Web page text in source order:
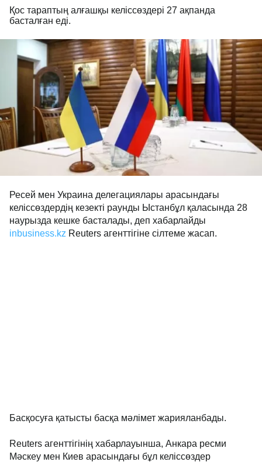
Қос тараптың алғашқы келіссөздері 27 ақпанда
басталған еді.
Ресей мен Украина делегациялары арасындағы
келіссөздердің кезекті раунды Ыстанбұл қаласында 28
наурызда кешке басталады, деп хабарлайды
inbusiness.kz Reuters агенттігіне сілтеме жасап.
Басқосуға қатысты басқа мәлімет жарияланбады.
Reuters агенттігінің хабарлауынша, Анкара ресми
Мәскеу мен Киев арасындағы бұл келіссөздер